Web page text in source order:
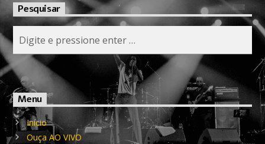
Pesquisar
Menu
Início
Ouça AO VIVO